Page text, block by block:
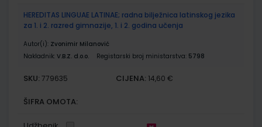
HEREDITAS LINGUAE LATINAE; radna bilježnica latinskog jezika
za 1. i 2. razred gimnazije, 1. i 2. godina učenja
Autor(i): Zvonimir Milanović
Nakladnik: V.B.Z. d.o.o. Registarski broj ministarstva: 5798
SKU: 779635 CIJENA: 14,60 €
ŠIFRA OMOTA: